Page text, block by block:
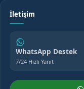
İletişim
WhatsApp Destek
7/24 Hızlı Yanıt